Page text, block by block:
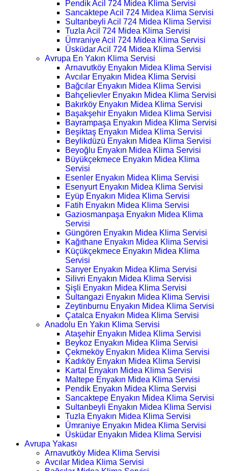
Pendik Acil 724 Midea Klima Servisi
Sancaktepe Acil 724 Midea Klima Servisi
Sultanbeyli Acil 724 Midea Klima Servisi
Tuzla Acil 724 Midea Klima Servisi
Ümraniye Acil 724 Midea Klima Servisi
Üsküdar Acil 724 Midea Klima Servisi
Avrupa En Yakın Klima Servisi
Arnavutköy Enyakın Midea Klima Servisi
Avcılar Enyakın Midea Klima Servisi
Bağcılar Enyakın Midea Klima Servisi
Bahçelievler Enyakın Midea Klima Servisi
Bakırköy Enyakın Midea Klima Servisi
Başakşehir Enyakın Midea Klima Servisi
Bayrampaşa Enyakın Midea Klima Servisi
Beşiktaş Enyakın Midea Klima Servisi
Beylikdüzü Enyakın Midea Klima Servisi
Beyoğlu Enyakın Midea Klima Servisi
Büyükçekmece Enyakın Midea Klima
Servisi
Esenler Enyakın Midea Klima Servisi
Esenyurt Enyakın Midea Klima Servisi
Eyüp Enyakın Midea Klima Servisi
Fatih Enyakın Midea Klima Servisi
Gaziosmanpaşa Enyakın Midea Klima
Servisi
Güngören Enyakın Midea Klima Servisi
Kağıthane Enyakın Midea Klima Servisi
Küçükçekmece Enyakın Midea Klima
Servisi
Sarıyer Enyakın Midea Klima Servisi
Silivri Enyakın Midea Klima Servisi
Şişli Enyakın Midea Klima Servisi
Sultangazi Enyakın Midea Klima Servisi
Zeytinburnu Enyakın Midea Klima Servisi
Çatalca Enyakın Midea Klima Servisi
Anadolu En Yakın Klima Servisi
Ataşehir Enyakın Midea Klima Servisi
Beykoz Enyakın Midea Klima Servisi
Çekmeköy Enyakın Midea Klima Servisi
Kadıköy Enyakın Midea Klima Servisi
Kartal Enyakın Midea Klima Servisi
Maltepe Enyakın Midea Klima Servisi
Pendik Enyakın Midea Klima Servisi
Sancaktepe Enyakın Midea Klima Servisi
Sultanbeyli Enyakın Midea Klima Servisi
Tuzla Enyakın Midea Klima Servisi
Ümraniye Enyakın Midea Klima Servisi
Üsküdar Enyakın Midea Klima Servisi
Avrupa Yakası
Arnavutköy Midea Klima Servisi
Avcılar Midea Klima Servisi